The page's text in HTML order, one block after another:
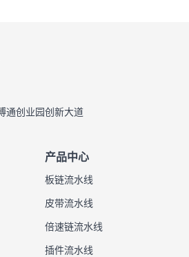
通创业园创新大道
产品中心
板链流水线
皮带流水线
倍速链流水线
插件流水线